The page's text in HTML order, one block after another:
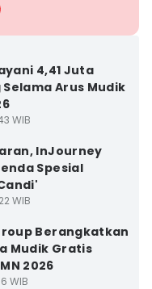
4,41 Juta
Arus Mudik
WIB
InJourney
Spesial
WIB
Berangkatkan
Mudik Gratis
2026
WIB